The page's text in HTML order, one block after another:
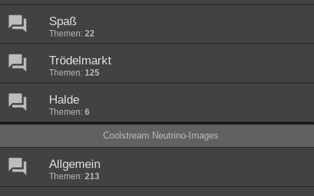
Spaß
Themen: 22
Trödelmarkt
Themen: 125
Halde
Themen: 6
Coolstream Neutrino-Images
Allgemein
Themen: 213